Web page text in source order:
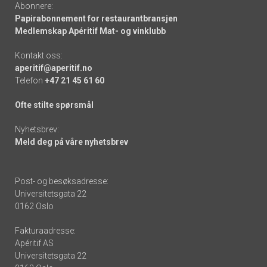
Abonnere:
Papirabonnement for restaurantbransjen
Medlemskap Apéritif Mat- og vinklubb
Kontakt oss:
aperitif@aperitif.no
Telefon +47 21 45 61 60
Ofte stilte spørsmål
Nyhetsbrev:
Meld deg på våre nyhetsbrev
Post- og besøksadresse:
Universitetsgata 22
0162 Oslo
Fakturaadresse:
Apéritif AS
Universitetsgata 22